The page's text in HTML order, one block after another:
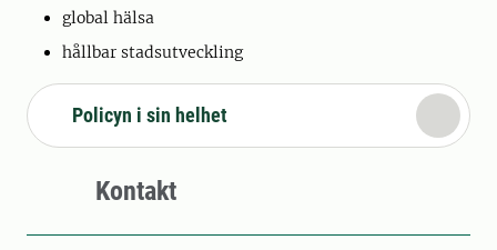
global hälsa
hållbar stadsutveckling
Policyn i sin helhet
Kontakt